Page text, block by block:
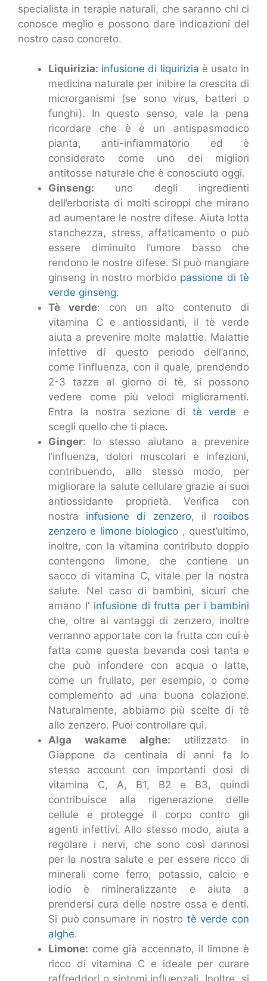
specialista in terapie naturali, che saranno chi ci
conosce meglio e possono dare indicazioni del
nostro caso concreto.
Liquirizia: infusione di liquirizia è usato in
medicina naturale per inibire la crescita di
microrganismi (se sono virus, batteri o
funghi). In questo senso, vale la pena
ricordare che è è un antispasmodico
pianta, anti-infiammatorio ed è
considerato come uno dei migliori
antitosse naturale che è conosciuto oggi.
Ginseng: uno degli ingredienti
dell’erborista di molti sciroppi che mirano
ad aumentare le nostre difese. Aiuta lotta
stanchezza, stress, affaticamento o può
essere diminuito l’umore basso che
rendono le nostre difese. Si può mangiare
ginseng in nostro morbidopassione di tè
verde ginseng.
Tè verde: con un alto contenuto di
vitamina C e antiossidanti, il tè verde
aiuta a prevenire molte malattie. Malattie
infettive di questo periodo dell’anno,
come l’influenza, con il quale, prendendo
2-3 tazze al giorno di tè, si possono
vedere come più veloci miglioramenti.
Entra la nostra sezione di tè verde e
scegli quello che ti piace.
Ginger: lo stesso aiutano a prevenire
l’influenza, dolori muscolari e infezioni,
contribuendo, allo stesso modo, per
migliorare la salute cellulare grazie ai suoi
antiossidante proprietà. Verifica con
nostra infusione di zenzero, il rooibos
zenzero e limone biologico , quest’ultimo,
inoltre, con la vitamina contributo doppio
contengono limone, che contiene un
sacco di vitamina C, vitale per la nostra
salute. Nel caso di bambini, sicuri che
amano l’ infusione di frutta per i bambini
che, oltre ai vantaggi di zenzero, inoltre
verranno apportate con la frutta con cui è
fatta come questa bevanda così tanta e
che può infondere con acqua o latte,
come un frullato, per esempio, o come
complemento ad una buona colazione.
Naturalmente, abbiamo più scelte di tè
allo zenzero. Puoi controllare qui.
Alga wakame alghe: utilizzato in
Giappone da centinaia di anni fa lo
stesso account con importanti dosi di
vitamina C, A, B1, B2 e B3, quindi
contribuisce alla rigenerazione delle
cellule e protegge il corpo contro gli
agenti infettivi. Allo stesso modo, aiuta a
regolare i nervi, che sono così dannosi
per la nostra salute e per essere ricco di
minerali come ferro, potassio, calcio e
iodio è rimineralizzante e aiuta a
prendersi cura delle nostre ossa e denti.
Si può consumare in nostrotè verde con
alghe.
Limone: come già accennato, il limone è
ricco di vitamina C e ideale per curare